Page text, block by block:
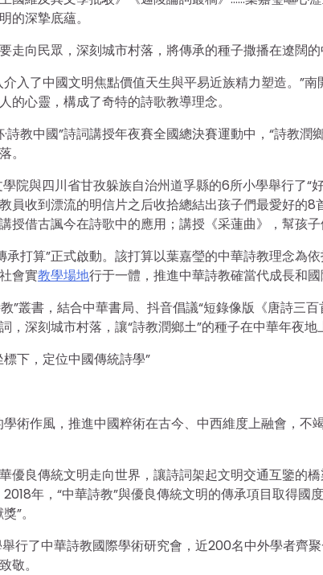
的深摯底蘊。
走向民眾，深刻城市村落，將傳承的種子撒播在遼闊的
入了中國文明焦點價值天生與平易近族精力塑造。”
的心靈，構成了奇特的詩歌教導理念。
詩教中國”詩詞講授年夜賽全國總決賽運動中，“詩教
。
院與四川省甘孜躲族自治州道孚縣的6所小學舉行了“
員收到漂流的明信片之后收拾總結出孩子們最愛好的8
授借古諷今在詩歌中的應用；講授《采蓮曲》，幫孩
承打算”正式啟動。該打算以葉嘉瑩的中華詩教理念為
會實教學場地行于一體，推進中華詩教確當代成長和
”叢書，結合中華書局、抖音倡議“短錄像版《唐詩三
，深刻城市村落，讓“詩教潤鄉土”的種子在中華年夜地
下，定位中國傳統詩學”
術作風，推進中國粹術在古今、中西維度上融會，不
優良傳統文明走向世界，讓詩詞架起文明交通互鑒的
年，“中華詩教”與優良傳統文明的傳承項目取得國
”。
行了中華詩教國際學術研究會，近200名中外學者齊
敬。